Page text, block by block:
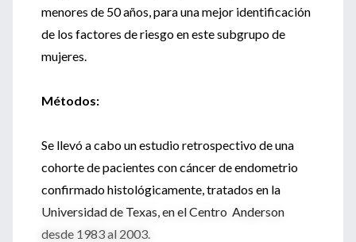
menores de 50 años, para una mejor identificación
de los factores de riesgo en este subgrupo de
mujeres.
Métodos:
Se llevó a cabo un estudio retrospectivo de una
cohorte de pacientes con cáncer de endometrio
confirmado histológicamente, tratados en la
Universidad de Texas, en el Centro Anderson
desde 1983 al 2003.